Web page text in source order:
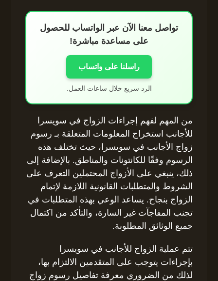
تواصل معنا الآن عبر الواتساب للحصول
على مساعدة مباشرة!
راسلنا على واتساب
الرد سريع خلال ساعات العمل.
من المهم لفهم إجراءات الزواج في سويسرا
للأجانب استخراج المعلومات المتعلقة بـ رسوم
زواج الأجانب في سويسرا، حيث تختلف هذه
الرسوم وفقًا للكانتونات والمناطق. بالإضافة إلى
ذلك، ينبغي على الأزواج المحتملين التعرف على
الشروط والمتطلبات القانونية اللازمة لإتمام
الزواج بنجاح. يساعد الوعي بهذه المتطلبات في
تجنب المفاجآت غير السارة، والتأكد من اكتمال
جميع الوثائق المطلوبة.
تتم عملية الزواج للأجانب في سويسرا
بإجراءات يتوجب على المتقدمين الالتزام بها،
لذلك من الضروري معرفة تفاصيل رسوم زواج